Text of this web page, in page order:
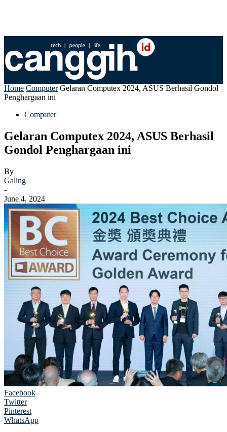
Home Computer Gelaran Computex 2024, ASUS Berhasil Gondol
Penghargaan ini
Computer
Gelaran Computex 2024, ASUS Berhasil
Gondol Penghargaan ini
By
Galing
-
June 4, 2024
Facebook
Twitter
Pinterest
WhatsApp